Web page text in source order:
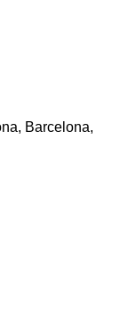
Barcelona,